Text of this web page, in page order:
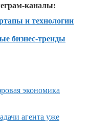
каналы:
и технологии
бизнес-тренды
экономика
агента уже